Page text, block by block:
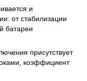
и
от стабилизации
батареи
присутствует
коэффициент